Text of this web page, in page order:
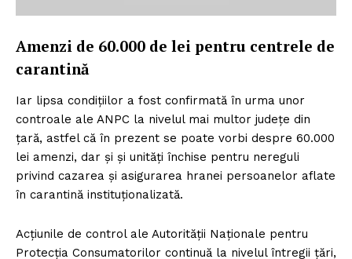
Amenzi de 60.000 de lei pentru centrele de
carantină
Iar lipsa condițiilor a fost confirmată în urma unor
controale ale ANPC la nivelul mai multor județe din
țară, astfel că în prezent se poate vorbi despre 60.000
lei amenzi, dar și și unități închise pentru nereguli
privind cazarea și asigurarea hranei persoanelor aflate
în carantină instituționalizată.
Acțiunile de control ale Autorității Naționale pentru
Protecția Consumatorilor continuă la nivelul întregii țări,